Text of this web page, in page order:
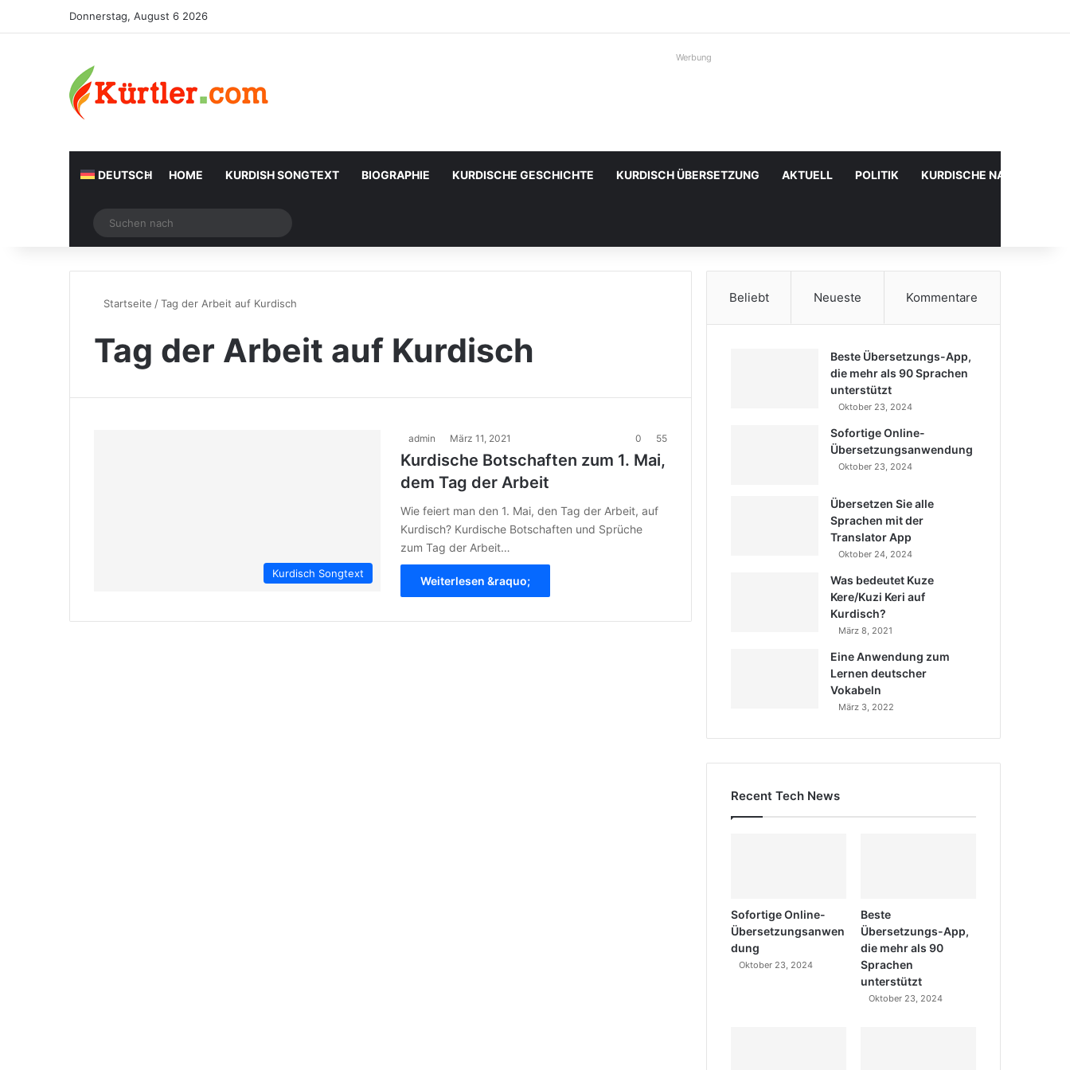
Donnerstag, August 6 2026
Werbung
DEUTSCH HOME KURDISH SONGTEXT BIOGRAPHIE KURDISCHE GESCHICHTE KURDISCH ÜBERSETZUNG AKTUELL POLITIK KURDISCHE
Zufälliger Artikel
nach
Startseite /Tag der Arbeit auf Kurdisch
Tag der Arbeit auf Kurdisch
Kurdisch Songtext
admin März 11, 2021 0 55
Kurdische Botschaften zum 1. Mai,
dem Tag der Arbeit
Wie feiert man den 1. Mai, den Tag der Arbeit, auf
Kurdisch? Kurdische Botschaften und Sprüche
zum Tag der Arbeit…
Weiterlesen &raquo;
Beliebt Neueste Kommentare
Beste Übersetzungs-App,
die mehr als 90 Sprachen
unterstützt
Oktober 23, 2024
Sofortige Online-
Übersetzungsanwendung
Oktober 23, 2024
Übersetzen Sie alle
Sprachen mit der
Translator App
Oktober 24, 2024
Was bedeutet Kuze
Kere/Kuzi Keri auf
Kurdisch?
März 8, 2021
Eine Anwendung zum
Lernen deutscher
Vokabeln
März 3, 2022
Recent Tech News
Sofortige Online-
Übersetzungsanwen
dung
Oktober 23, 2024
Beste
Übersetzungs-App,
die mehr als 90
Sprachen
unterstützt
Oktober 23, 2024